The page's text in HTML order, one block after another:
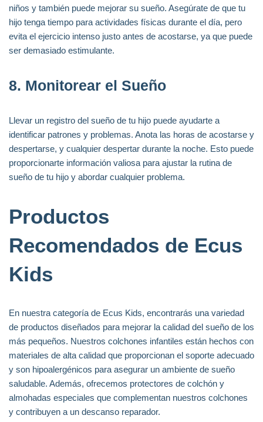
niños y también puede mejorar su sueño. Asegúrate de que tu
hijo tenga tiempo para actividades físicas durante el día, pero
evita el ejercicio intenso justo antes de acostarse, ya que puede
ser demasiado estimulante.
8. Monitorear el Sueño
Llevar un registro del sueño de tu hijo puede ayudarte a
identificar patrones y problemas. Anota las horas de acostarse y
despertarse, y cualquier despertar durante la noche. Esto puede
proporcionarte información valiosa para ajustar la rutina de
sueño de tu hijo y abordar cualquier problema.
Productos
Recomendados de Ecus
Kids
En nuestra categoría de Ecus Kids, encontrarás una variedad
de productos diseñados para mejorar la calidad del sueño de los
más pequeños. Nuestros colchones infantiles están hechos con
materiales de alta calidad que proporcionan el soporte adecuado
y son hipoalergénicos para asegurar un ambiente de sueño
saludable. Además, ofrecemos protectores de colchón y
almohadas especiales que complementan nuestros colchones
y contribuyen a un descanso reparador.